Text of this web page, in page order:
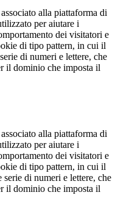
alla piattaforma di
per aiutare i
dei visitatori e
di tipo pattern, in cui il
di numeri e lettere, che
il dominio che imposta il
alla piattaforma di
per aiutare i
dei visitatori e
di tipo pattern, in cui il
serie di numeri e lettere, che
il dominio che imposta il